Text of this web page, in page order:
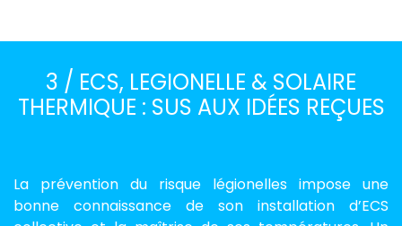
3 / ECS, LEGIONELLE & SOLAIRE
THERMIQUE : SUS AUX IDÉES REÇUES
La prévention du risque légionelles impose une
bonne connaissance de son installation d’ECS